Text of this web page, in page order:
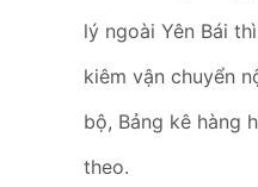
lý ngoài Yên Bái
kiêm vận chuyển
bộ, Bảng kê hàng
theo.